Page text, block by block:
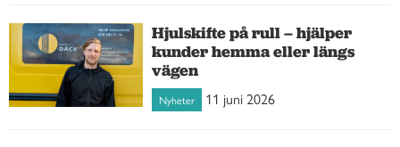
Hjulskifte på rull – hjälper
kunder hemma eller längs
vägen
Nyheter 11 juni 2026